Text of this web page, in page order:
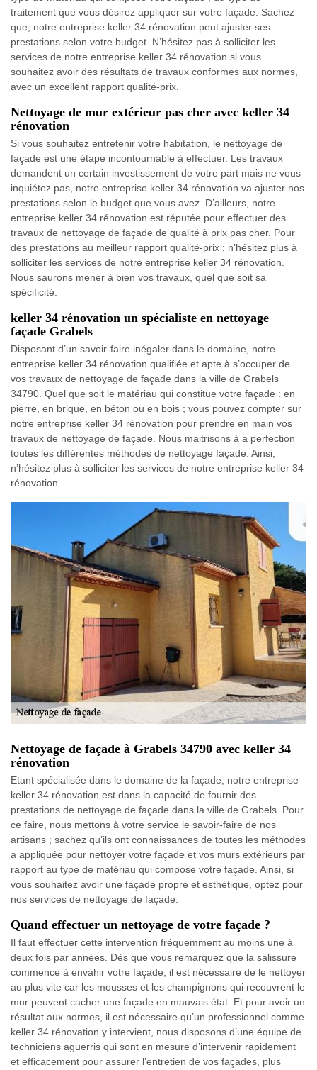
traitement que vous désirez appliquer sur votre façade. Sachez
que, notre entreprise keller 34 rénovation peut ajuster ses
prestations selon votre budget. N’hésitez pas à solliciter les
services de notre entreprise keller 34 rénovation si vous
souhaitez avoir des résultats de travaux conformes aux normes,
avec un excellent rapport qualité-prix.
Nettoyage de mur extérieur pas cher avec keller 34
rénovation
Si vous souhaitez entretenir votre habitation, le nettoyage de
façade est une étape incontournable à effectuer. Les travaux
demandent un certain investissement de votre part mais ne vous
inquiétez pas, notre entreprise keller 34 rénovation va ajuster nos
prestations selon le budget que vous avez. D’ailleurs, notre
entreprise keller 34 rénovation est réputée pour effectuer des
travaux de nettoyage de façade de qualité à prix pas cher. Pour
des prestations au meilleur rapport qualité-prix ; n’hésitez plus à
solliciter les services de notre entreprise keller 34 rénovation.
Nous saurons mener à bien vos travaux, quel que soit sa
spécificité.
keller 34 rénovation un spécialiste en nettoyage
façade Grabels
Disposant d’un savoir-faire inégaler dans le domaine, notre
entreprise keller 34 rénovation qualifiée et apte à s’occuper de
vos travaux de nettoyage de façade dans la ville de Grabels
34790. Quel que soit le matériau qui constitue votre façade : en
pierre, en brique, en béton ou en bois ; vous pouvez compter sur
notre entreprise keller 34 rénovation pour prendre en main vos
travaux de nettoyage de façade. Nous maitrisons à a perfection
toutes les différentes méthodes de nettoyage façade. Ainsi,
n’hésitez plus à solliciter les services de notre entreprise keller 34
rénovation.
Nettoyage de façade à Grabels 34790 avec keller 34
rénovation
Etant spécialisée dans le domaine de la façade, notre entreprise
keller 34 rénovation est dans la capacité de fournir des
prestations de nettoyage de façade dans la ville de Grabels. Pour
ce faire, nous mettons à votre service le savoir-faire de nos
artisans ; sachez qu’ils ont connaissances de toutes les méthodes
a appliquée pour nettoyer votre façade et vos murs extérieurs par
rapport au type de matériau qui compose votre façade. Ainsi, si
vous souhaitez avoir une façade propre et esthétique, optez pour
nos services de nettoyage de façade.
Quand effectuer un nettoyage de votre façade ?
Il faut effectuer cette intervention fréquemment au moins une à
deux fois par années. Dès que vous remarquez que la salissure
commence à envahir votre façade, il est nécessaire de le nettoyer
au plus vite car les mousses et les champignons qui recouvrent le
mur peuvent cacher une façade en mauvais état. Et pour avoir un
résultat aux normes, il est nécessaire qu’un professionnel comme
keller 34 rénovation y intervient, nous disposons d’une équipe de
techniciens aguerris qui sont en mesure d’intervenir rapidement
et efficacement pour assurer l’entretien de vos façades, plus